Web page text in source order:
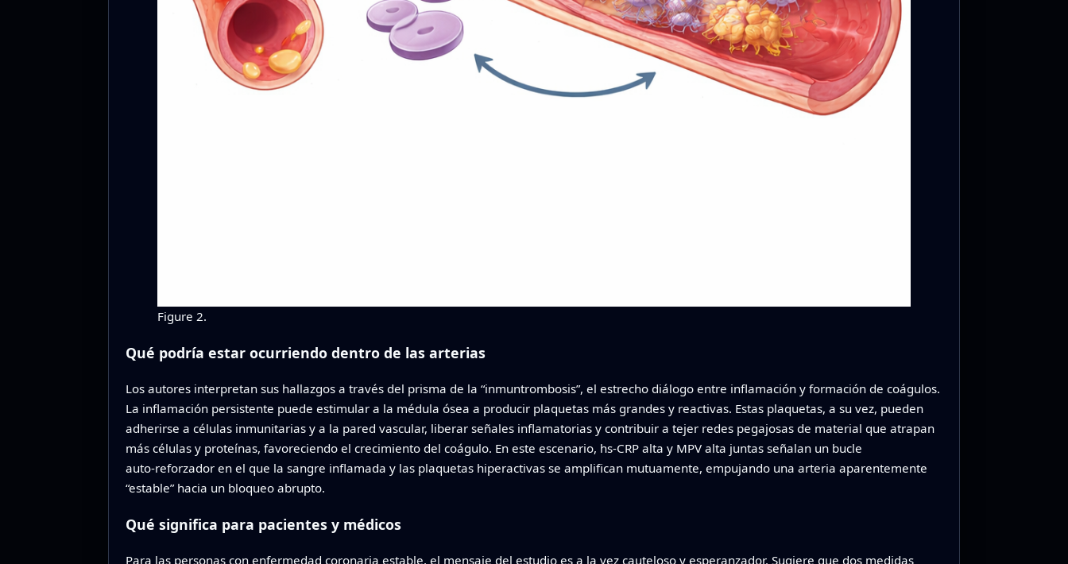
Figure 2.
Qué podría estar ocurriendo dentro de las arterias
Los autores interpretan sus hallazgos a través del prisma de la “inmuntrombosis”, el estrecho diálogo entre inflamación y formación de coágulos.
La inflamación persistente puede estimular a la médula ósea a producir plaquetas más grandes y reactivas. Estas plaquetas, a su vez, pueden
adherirse a células inmunitarias y a la pared vascular, liberar señales inflamatorias y contribuir a tejer redes pegajosas de material que atrapan
más células y proteínas, favoreciendo el crecimiento del coágulo. En este escenario, hs‑CRP alta y MPV alta juntas señalan un bucle
auto‑reforzador en el que la sangre inflamada y las plaquetas hiperactivas se amplifican mutuamente, empujando una arteria aparentemente
“estable” hacia un bloqueo abrupto.
Qué significa para pacientes y médicos
Para las personas con enfermedad coronaria estable, el mensaje del estudio es a la vez cauteloso y esperanzador. Sugiere que dos medidas